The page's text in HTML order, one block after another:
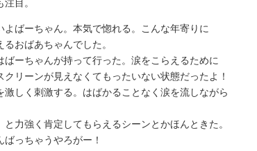
目。
ばーちゃん。本気で惚れる。こんな年寄りに
おばあちゃんでした。
ーちゃんが持って行った。涙をこらえるために
クリーンが見えなくてもったいない状態だったよ！
しく刺激する。はばかることなく涙を流しながら
力強く肯定してもらえるシーンとかほんときた。
っちゃうやろがー！